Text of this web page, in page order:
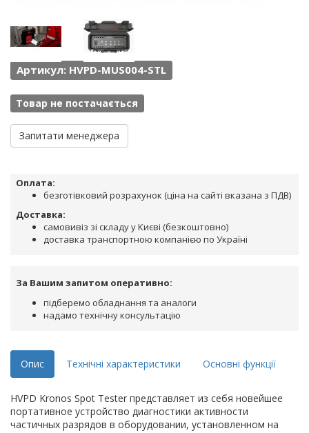
Артикул: HVPD-MUS004-STL
Товар не постачається
Запитати менеджера
Оплата:
безготівковий розрахунок (ціна на сайті вказана з ПДВ)
Доставка:
самовивіз зі складу у Києві (безкоштовно)
доставка транспортною компанією по Україні
За Вашим запитом оперативно:
підберемо обладнання та аналоги
надамо технічну консультацію
Опис Технічні характеристики Основні функції
HVPD Kronos Spot Tester представляет из себя новейшее
портативное устройство диагностики активности
частичных разрядов в оборудовании, установленном на